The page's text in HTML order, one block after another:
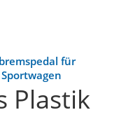
für
Plastik